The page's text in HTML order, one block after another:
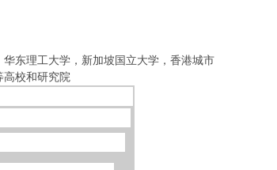
华东理工大学 ， 新加坡国立大学，香港城市
高校和研究院